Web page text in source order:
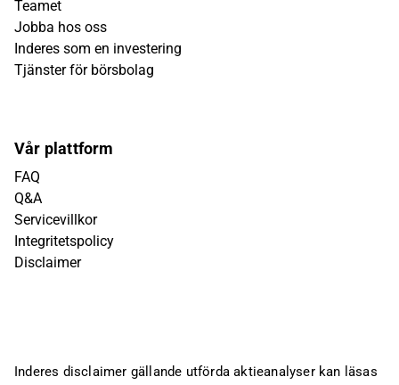
Teamet
Jobba hos oss
Inderes som en investering
Tjänster för börsbolag
Vår plattform
FAQ
Q&A
Servicevillkor
Integritetspolicy
Disclaimer
Inderes disclaimer gällande utförda aktieanalyser kan läsas